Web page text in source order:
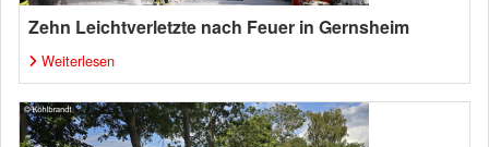
Zehn Leichtverletzte nach Feuer in Gernsheim
Weiterlesen